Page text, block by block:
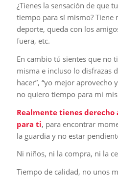
¿Tienes la sensación de que
tiempo para sí mismo? Tiene
deporte, queda con los
fuera, etc.
En cambio tú sientes que no
misma e incluso lo disfrazas
hacer”, “yo mejor aprovecho
no quiero tiempo para mi
Realmente tienes
para ti, para encontrar
la guardia y no estar
Ni niños, ni la compra, ni la
Tiempo de calidad, no unos